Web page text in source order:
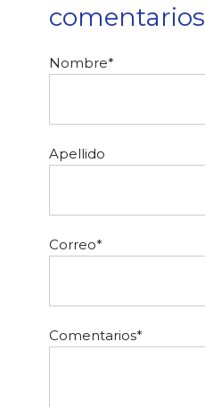
comentarios
Nombre*
Apellido
Correo*
Comentarios*